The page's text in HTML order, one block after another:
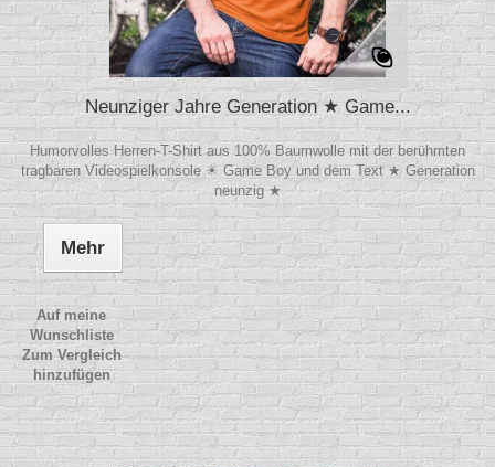
Neunziger Jahre Generation ★ Game...
Humorvolles Herren-T-Shirt aus 100% Baumwolle mit der berühmten
tragbaren Videospielkonsole ☀ Game Boy und dem Text ★ Generation
neunzig ★
Mehr
Auf meine
Wunschliste
Zum Vergleich
hinzufügen